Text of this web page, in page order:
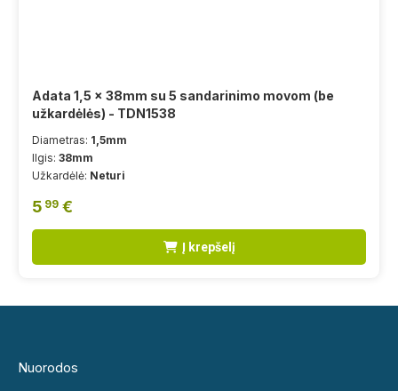
Adata 1,5 x 38mm su 5 sandarinimo movom (be
užkardėlės) - TDN1538
Diametras: 1,5mm
Ilgis: 38mm
Užkardėlė: Neturi
5 99 €
Į krepšelį
Nuorodos